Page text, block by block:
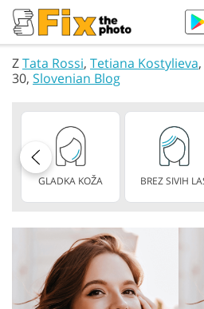
ZTata Rossi, Tetiana Kostylieva,
30, Slovenian Blog
GLADKA KOŽA BREZ SIVIH